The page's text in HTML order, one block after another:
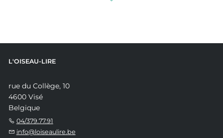
L'OISEAU-LIRE
rue du Collège, 10
4600 Visé
Belgique
04/379.77.91
info@loiseaulire.be